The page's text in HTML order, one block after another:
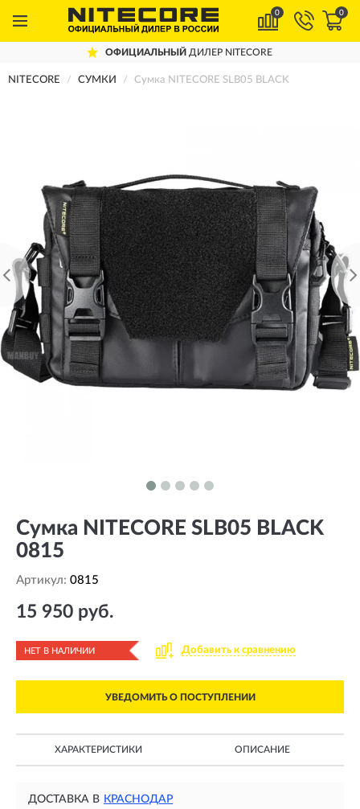
0 0
ОФИЦИАЛЬНЫЙ ДИЛЕР NITECORE
NITECORE СУМКИ Сумка NITECORE SLB05 BLACK
Сумка NITECORE SLB05 BLACK
0815
Артикул: 0815
15 950 руб.
НЕТ В НАЛИЧИИ Добавить к сравнению
УВЕДОМИТЬ О ПОСТУПЛЕНИИ
ХАРАКТЕРИСТИКИ ОПИСАНИЕ
ДОСТАВКА В КРАСНОДАР